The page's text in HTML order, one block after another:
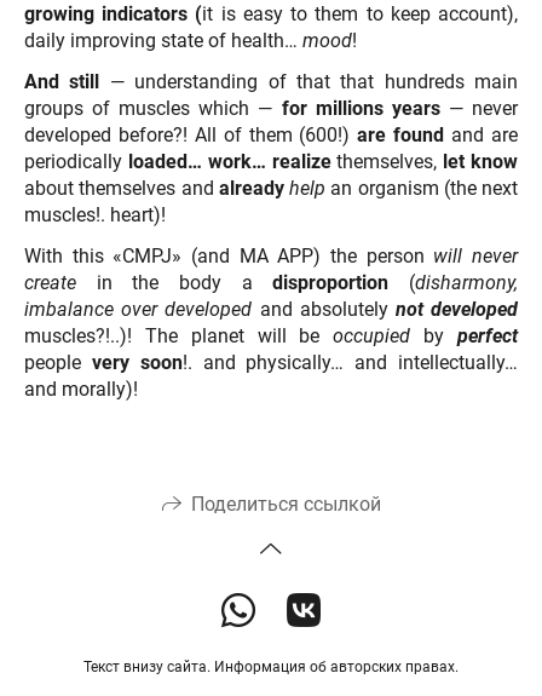
growing indicators (it is easy to them to keep account),
daily improving state of health… mood!
And still — understanding of that that hundreds main
groups of muscles which — for millions years— never
developed before?! All of them (600!)are found and are
periodically loaded… work… realizethemselves, let know
about themselves and already help an organism (the next
muscles!. heart)!
With this «CMPJ» (and MA APP) the person will never
create in the body adisproportion (disharmony,
imbalance over developed and absolutely not developed
muscles?!..)! The planet will beoccupied byperfect
people very soon!. and physically… and intellectually…
and morally)!
Поделиться ссылкой
Текст внизу сайта. Информация об авторских правах.